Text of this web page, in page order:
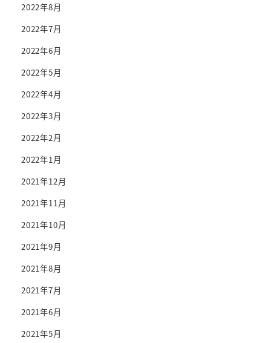
2022年8月
2022年7月
2022年6月
2022年5月
2022年4月
2022年3月
2022年2月
2022年1月
2021年12月
2021年11月
2021年10月
2021年9月
2021年8月
2021年7月
2021年6月
2021年5月